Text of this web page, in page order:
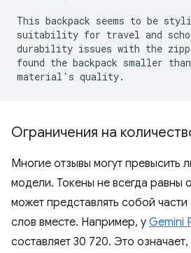
This backpack seems to be
suitability for travel and
durability issues with the
found the backpack smaller
Ограничения на
Многие отзывы могут превысить
модели. Токены не всегда равны
может представлять собой
слов вместе. Например, у Gemini
составляет 30 720. Это